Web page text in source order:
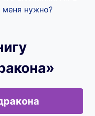
меня нужно?